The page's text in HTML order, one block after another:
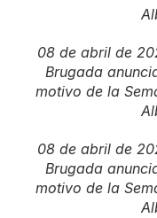
08 de abril de
Brugada
motivo de la
08 de abril de
Brugada
motivo de la